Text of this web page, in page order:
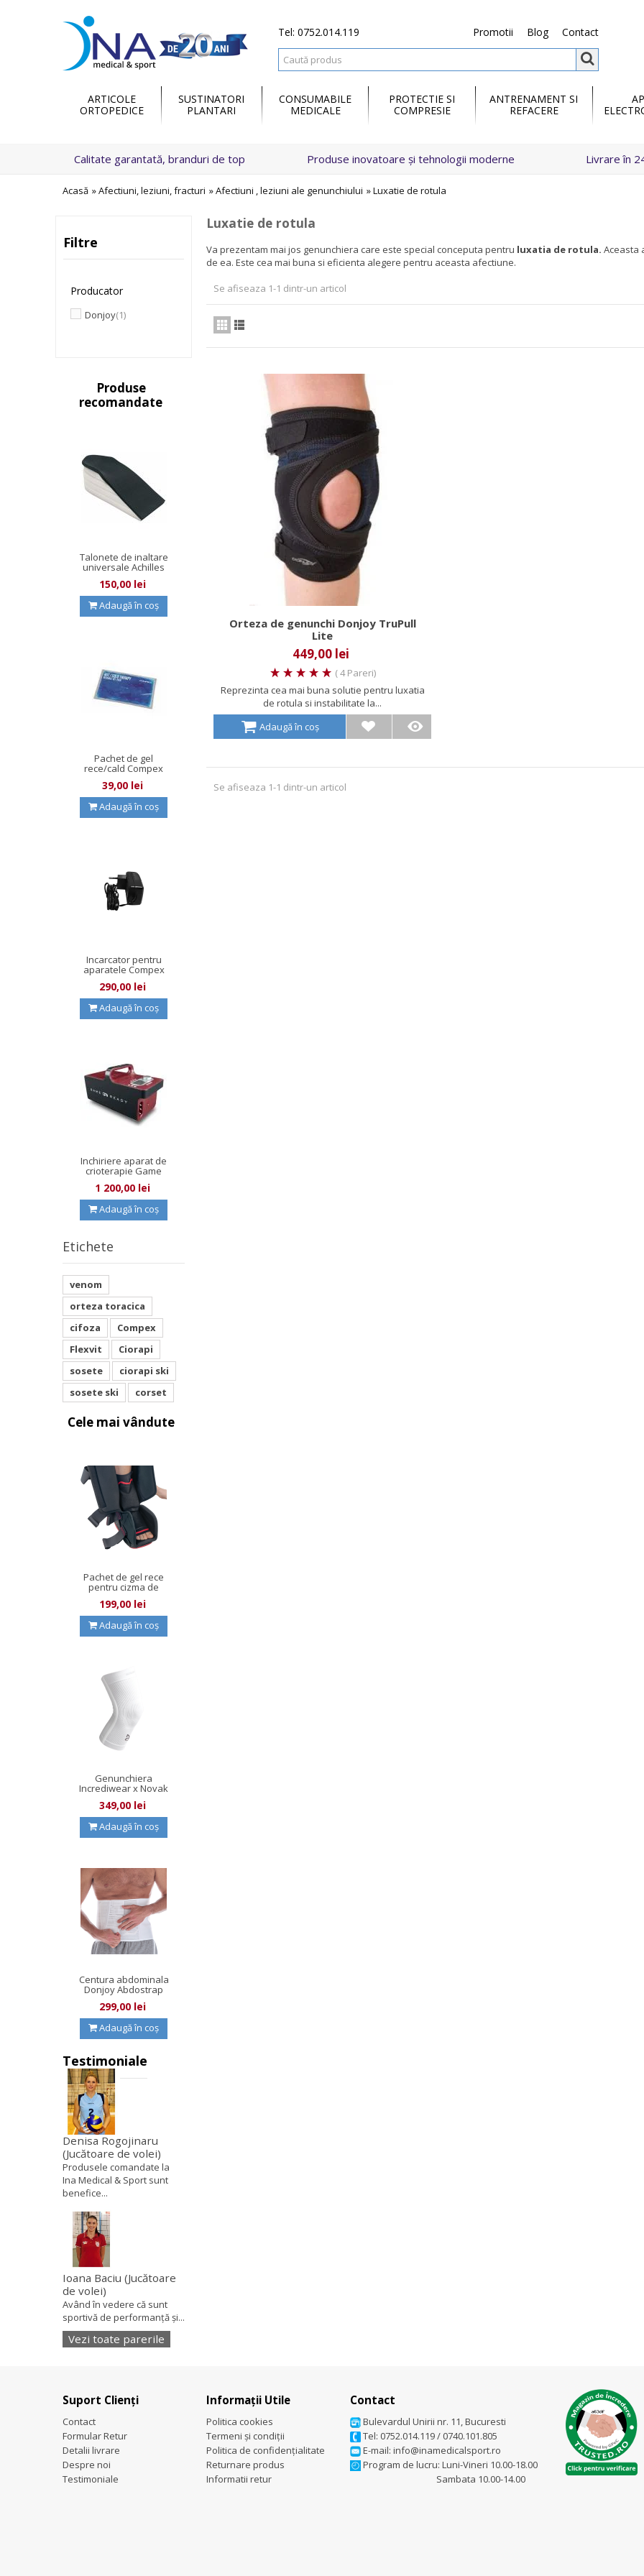
Tel: 0752.014.119 Contact
Blog
Promotii
ARTICOLE
ORTOPEDICE
SUSTINATORI
PLANTARI
CONSUMABILE
MEDICALE
PROTECTIE SI
COMPRESIE
ANTRENAMENT SI
REFACERE
Calitate garantată, branduri de top Produse inovatoare și tehnologii moderne Livrare în
Acasă »Afectiuni, leziuni, fracturi »Afectiuni , leziuni ale genunchiului »Luxatie de rotula
Filtre
Producator
Donjoy(1)
Produse
recomandate
Talonete de inaltare
universale Achilles
Wedge
150,00 lei
Adaugă în coș
Pachet de gel
rece/cald Compex
39,00 lei
Adaugă în coș
Incarcator pentru
aparatele Compex
cu fire...
290,00 lei
Adaugă în coș
Inchiriere aparat de
crioterapie Game
1 200,00 lei
Adaugă în coș
Etichete
venom
orteza toracica
cifoza
Compex
Flexvit
Ciorapi
sosete
ciorapi ski
sosete ski
corset
Cele mai vândute
Pachet de gel rece
pentru cizma de
imobilizare...
199,00 lei
Adaugă în coș
Genunchiera
Incrediwear x Novak
Djokovic
349,00 lei
Adaugă în coș
Centura abdominala
Donjoy Abdostrap
299,00 lei
Adaugă în coș
Testimoniale
Denisa Rogojinaru
(Jucătoare de volei)
Produsele comandate la
Ina Medical & Sport sunt
benefice...
Ioana Baciu (Jucătoare
de volei)
Având în vedere că sunt
sportivă de performanță și...
Vezi toate parerile
Luxatie de rotula
Va prezentam mai jos genunchiera care este special conceputa pentru luxatia de rotula. Aceasta
de ea. Este cea mai buna si eficienta alegere pentru aceasta afectiune.
Se afiseaza 1-1 dintr-un articol
Orteza de genunchi Donjoy TruPull
Lite
449,00 lei
( 4 Pareri)
Reprezinta cea mai buna solutie pentru luxatia
de rotula si instabilitate la...
Adaugă în coș
Se afiseaza 1-1 dintr-un articol
Suport Clienți
Contact
Formular Retur
Detalii livrare
Despre noi
Testimoniale
Informații Utile
Politica cookies
Termeni și condiții
Politica de confidențialitate
Returnare produs
Informatii retur
Contact
Bulevardul Unirii nr. 11, Bucuresti
Tel: 0752.014.119/ 0740.101.805
E-mail: info@inamedicalsport.ro
Program de lucru: Luni-Vineri 10.00-18.00
Sambata 10.00-14.00